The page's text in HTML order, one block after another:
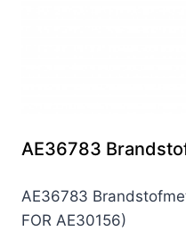
AE36783
AE36783
FOR AE30156)